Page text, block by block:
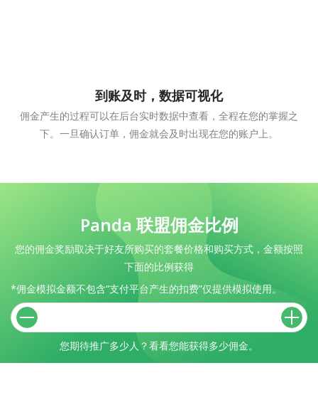
到账及时，数据可视化
佣金产生的过程可以在后台实时数据中查看，全程在您的掌握之
下。一旦确认订单，佣金就会及时出现在您的账户上。
Panda 联盟佣金比例
您的佣金奖励取决于好友所购买的套餐价格和购买方式，金额按照
下面的比例获得
*佣金模拟金额不包含“支付平台产生的扣费”仅提供模拟使用。
您期待推广多少人？看看您能获得多少佣金。